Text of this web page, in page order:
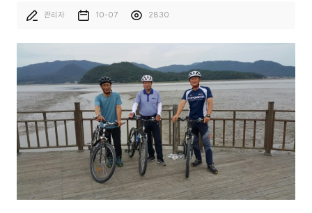
관리자 10-07 2830